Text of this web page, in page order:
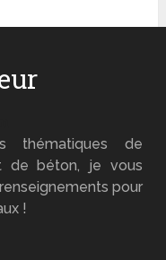
thématiques de
de béton, je vous
pour
!